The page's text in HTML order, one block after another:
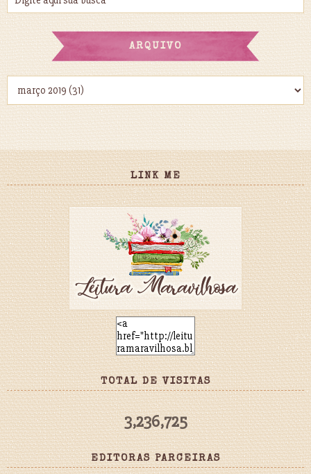
ARQUIVO
LINK ME
TOTAL DE VISITAS
3,236,725
EDITORAS PARCEIRAS